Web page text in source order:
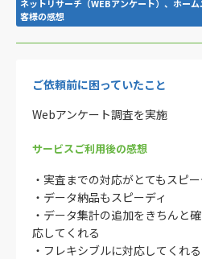
ネットリサーチ（WEBアンケート）、ホー
客様の感想
ご依頼前に困っていたこと
Webアンケート調査を実施
サービスご利用後の感想
・実査までの対応がとてもスピー
・データ納品もスピーディ
・データ集計の追加をきちんと
応してくれる
・フレキシブルに対応してくれる